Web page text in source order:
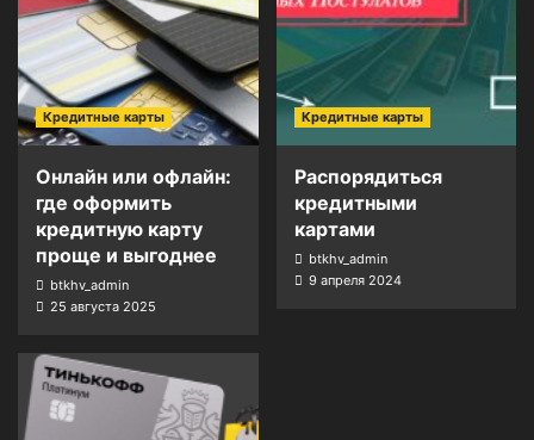
Кредитные карты
Онлайн или офлайн:
где оформить
кредитную карту
проще и выгоднее
btkhv_admin
25 августа 2025
Кредитные карты
Распорядиться
кредитными
картами
btkhv_admin
9 апреля 2024